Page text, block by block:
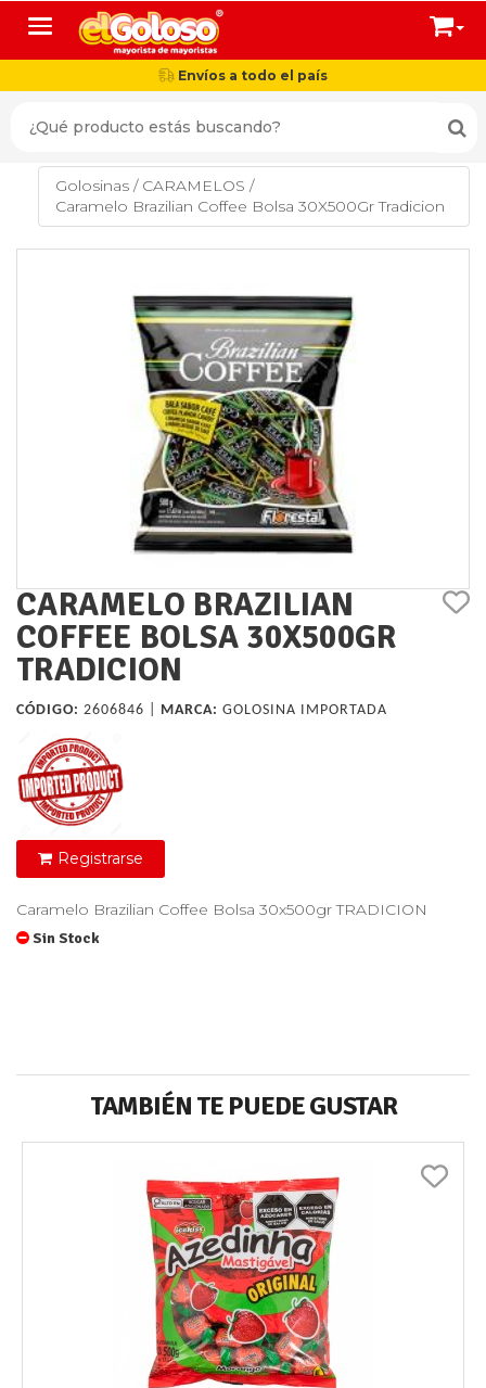
Toggle navigation
Envíos a todo el país
Golosinas / CARAMELOS /
Caramelo Brazilian Coffee Bolsa 30X500Gr Tradicion
CARAMELO BRAZILIAN
COFFEE BOLSA 30X500GR
TRADICION
CÓDIGO: 2606846 | MARCA: GOLOSINA IMPORTADA
Registrarse
Caramelo Brazilian Coffee Bolsa 30x500gr TRADICION
Sin Stock
TAMBIÉN TE PUEDE GUSTAR